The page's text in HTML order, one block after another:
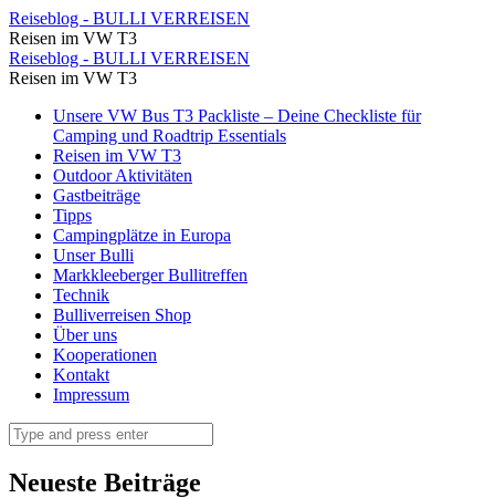
Camping
Archive
⋆
Reiseblog
BULLI
VERREISEN
Reiseblog - BULLI VERREISEN
Reisen im VW T3
Camping
Archive
Reiseblog
BULLI
VERREISEN
Reiseblog - BULLI VERREISEN
Reisen im VW T3
Skip
content
Unsere VW Bus T3 Packliste – Deine Checkliste für
Camping und Roadtrip Essentials
Reisen im VW T3
Outdoor Aktivitäten
Gastbeiträge
Tipps
Campingplätze in Europa
Unser Bulli
Markkleeberger Bullitreffen
Technik
Bulliverreisen Shop
Über uns
Kooperationen
Kontakt
Impressum
Search
Neueste Beiträge